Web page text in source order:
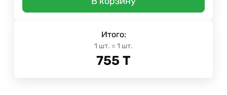
Итого:
1 шт. = 1 шт.
755 Т